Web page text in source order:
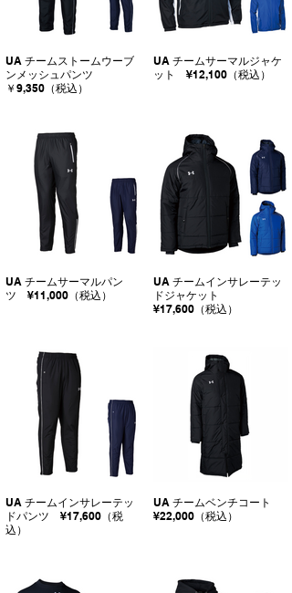
UA チームストームウーブ
ンメッシュパンツ
￥9,350（税込）
UA チームサーマルジャケ
ット ¥12,100（税込）
UA チームサーマルパン
ツ ¥11,000（税込）
UA チームインサレーテッ
ドジャケット
¥17,600（税込）
UA チームインサレーテッ
ドパンツ ¥17,600（税
込）
UA チームベンチコート
¥22,000（税込）